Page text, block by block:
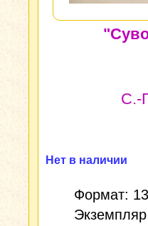
С.-
Нет в наличии
Формат: